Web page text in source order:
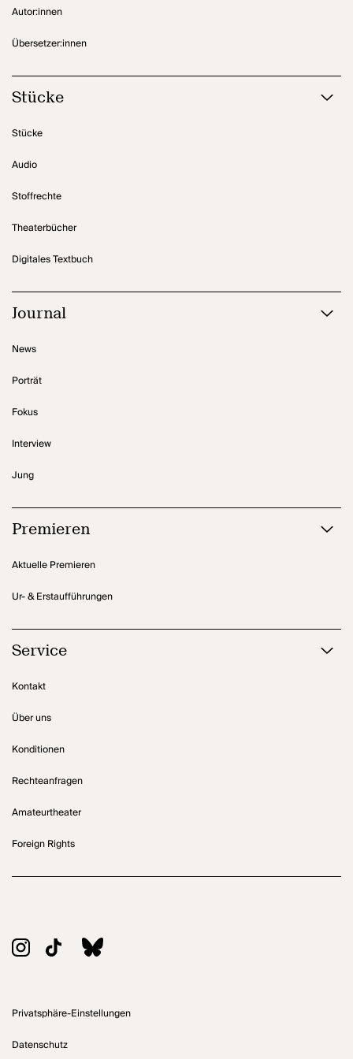
Autor:innen
Übersetzer:innen
Stücke
Stücke
Audio
Stoffrechte
Theaterbücher
Digitales Textbuch
Journal
News
Porträt
Fokus
Interview
Jung
Premieren
Aktuelle Premieren
Ur- & Erstaufführungen
Service
Kontakt
Über uns
Konditionen
Rechteanfragen
Amateurtheater
Foreign Rights
Privatsphäre-Einstellungen
Datenschutz